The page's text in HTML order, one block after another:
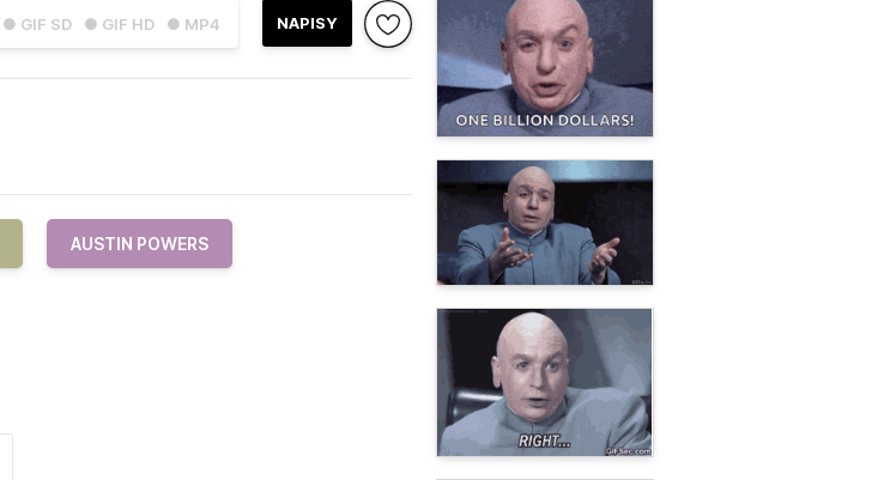
● GIF SD ● GIF HD ● MP4 NAPISY
AUSTIN POWERS